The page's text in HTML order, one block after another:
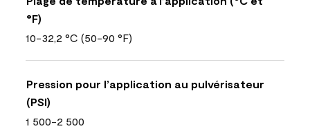
°F)
10-32,2 °C (50-90 °F)
Pression pour l’application au pulvérisateur
(PSI)
1 500-2 500